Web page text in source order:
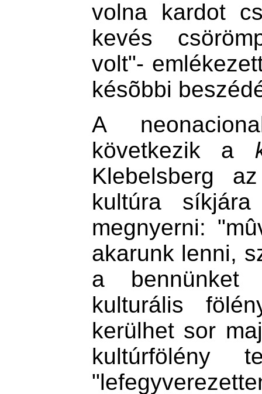
volna kardot
kevés
volt"-
késõbbi
A
következik a
Klebelsberg
kultúra
megnyerni:
akarunk lenni,
a bennünket
kulturális
kerülhet sor
kultúrfölény